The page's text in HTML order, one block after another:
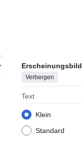
Erscheinungsbild
Verbergen
Text
Klein
Standard